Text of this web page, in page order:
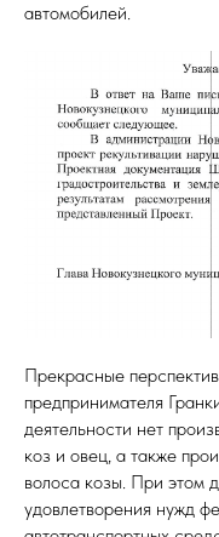
автомобилей.
Прекрасные
предпринимателя
деятельности нет
коз и овец, а также
волоса козы. При этом
удовлетворения нужд